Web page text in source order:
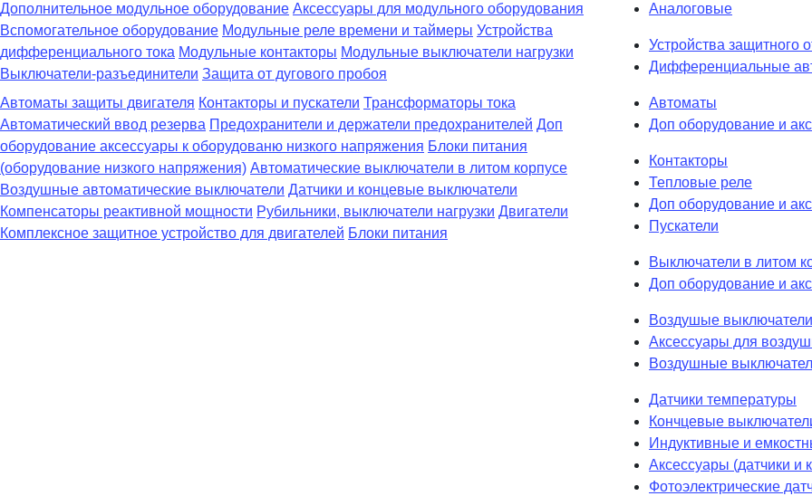
Дополнительное модульное оборудование Аксессуары для модульного оборудования
Вспомогательное оборудование Модульные реле времени и таймеры Устройства
дифференциального тока Модульные контакторы Модульные выключатели нагрузки
Выключатели-разъединители Защита от дугового пробоя
Аналоговые
Устройства защитного
Дифференциальные
Автоматы защиты двигателя Контакторы и пускатели Трансформаторы тока
Автоматический ввод резерва Предохранители и держатели предохранителей Доп
оборудование аксессуары к оборудованю низкого напряжения Блоки питания
(оборудование низкого напряжения) Автоматические выключатели в литом корпусе
Воздушные автоматические выключатели Датчики и концевые выключатели
Компенсаторы реактивной мощности Рубильники, выключатели нагрузки Двигатели
Комплексное защитное устройство для двигателей Блоки питания
Автоматы
Доп оборудование и
Контакторы
Тепловые реле
Доп оборудование и
Пускатели
Выключатели в литом
Доп оборудование и
Воздушые
Аксессуары для
Воздушные
Датчики температуры
Кончцевые
Индуктивные и
Аксессуары (датчики и
Фотоэлектрические